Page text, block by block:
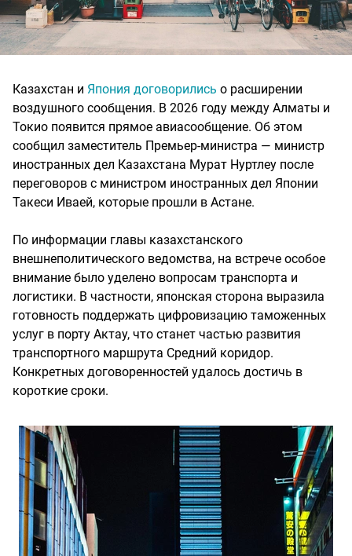
Казахстан и Япония договорились о расширении
воздушного сообщения. В 2026 году между Алматы и
Токио появится прямое авиасообщение. Об этом
сообщил заместитель Премьер-министра — министр
иностранных дел Казахстана Мурат Нуртлеу после
переговоров с министром иностранных дел Японии
Такеси Иваей, которые прошли в Астане.
По информации главы казахстанского
внешнеполитического ведомства, на встрече особое
внимание было уделено вопросам транспорта и
логистики. В частности, японская сторона выразила
готовность поддержать цифровизацию таможенных
услуг в порту Актау, что станет частью развития
транспортного маршрута Средний коридор.
Конкретных договоренностей удалось достичь в
короткие сроки.